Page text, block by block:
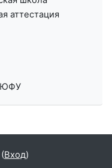
аттестация
ЮФУ
Вход)